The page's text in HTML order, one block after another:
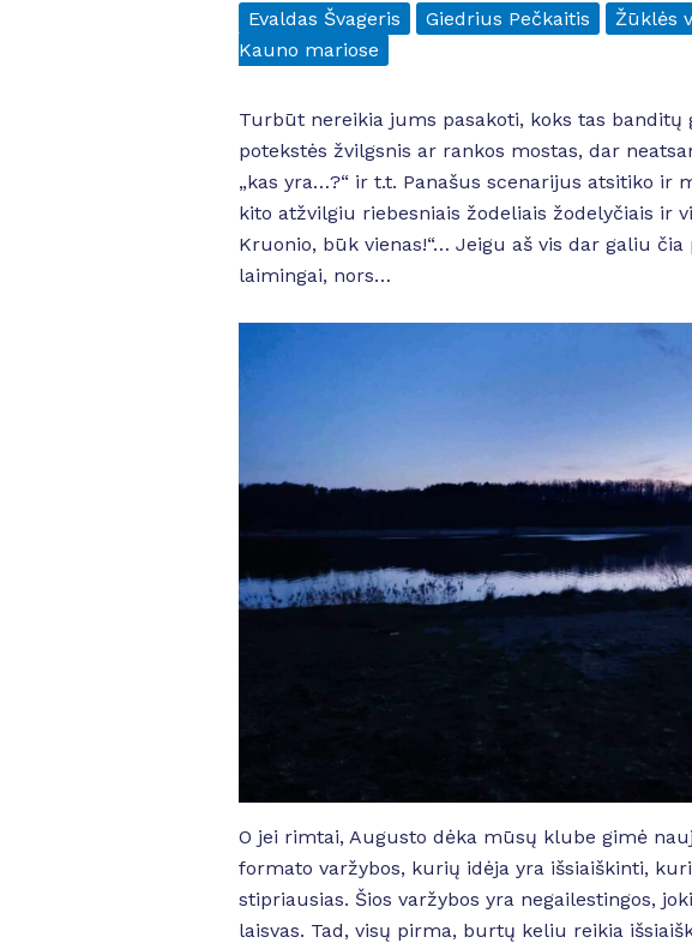
Evaldas Švageris Giedrius Pečkaitis Žūklės
Kauno mariose
Turbūt nereikia jums pasakoti, koks tas banditų
potekstės žvilgsnis ar rankos mostas, dar
„kas yra…?“ ir t.t. Panašus scenarijus atsitiko ir
kito atžvilgiu riebesniais žodeliais žodelyčiais ir
Kruonio, būk vienas!“… Jeigu aš vis dar galiu
laimingai, nors…
O jei rimtai, Augusto dėka mūsų klube gimė
formato varžybos, kurių idėja yra išsiaiškinti,
stipriausias. Šios varžybos yra negailestingos,
laisvas. Tad, visų pirma, burtų keliu reikia